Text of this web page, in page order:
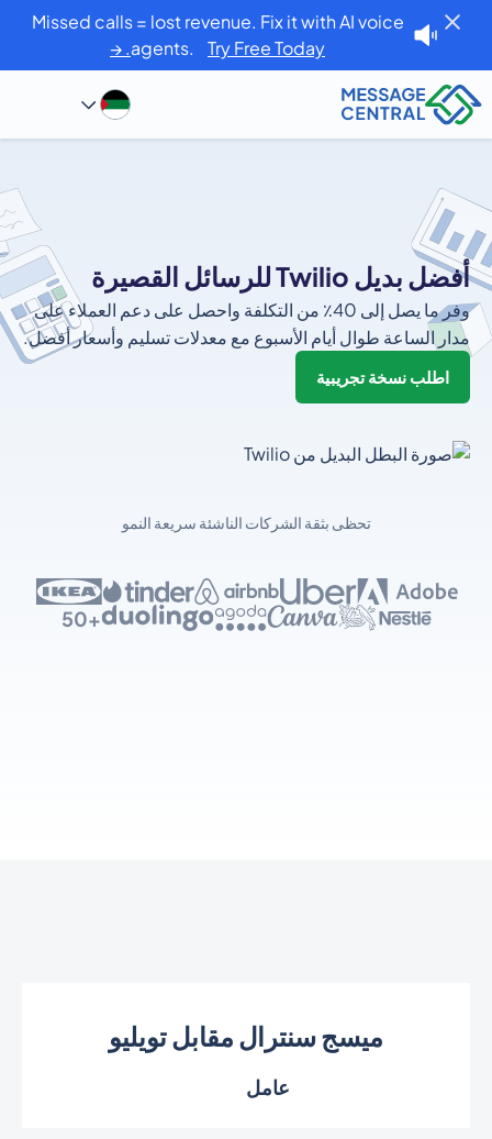
Missed calls = lost revenue. Fix it with AI voice
agents. Try Free Today. →
أفضل بديل Twilio للرسائل القصيرة
وفر ما يصل إلى 40٪ من التكلفة واحصل على دعم العملاء على
مدار الساعة طوال أيام الأسبوع مع معدلات تسليم وأسعار أفضل.
اطلب نسخة تجريبية
تحظى بثقة الشركات الناشئة سريعة النمو
+50
ميسج سنترال مقابل تويليو
عامل